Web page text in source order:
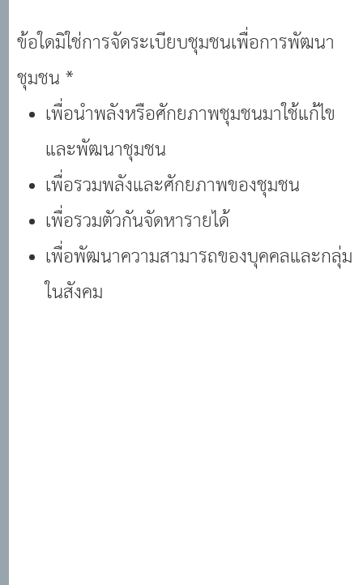
ข้อใดมิใช่การจัดระเบียบชุมชนเพื่อการพัฒนา
ชุมชน *
เพื่อนําพลังหรือศักยภาพชุมชนมาใช้แก้ไข
และพัฒนาชุมชน
เพื่อรวมพลังและศักยภาพของชุมชน
เพื่อรวมตัวกันจัดหารายได้
เพื่อพัฒนาความสามารถของบุคคลและกลุ่ม
ในสังคม